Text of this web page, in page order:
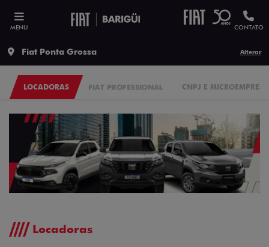
MENU CONTATO
Fiat Ponta Grossa Alterar
FIAT PROFESSIONAL CNPJ E
LOCADORAS
Locadoras